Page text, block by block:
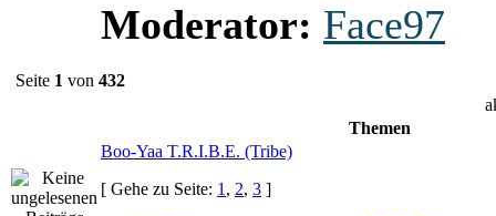
Moderator: Face97
Seite 1 von 432
Themen
Boo-Yaa T.R.I.B.E. (Tribe)
[ Gehe zu Seite: 1 , 2, 3 ]